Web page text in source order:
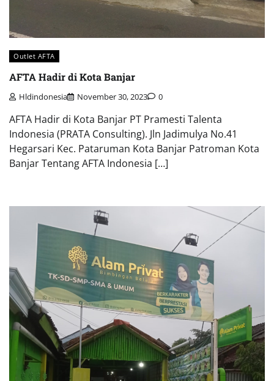
Outlet AFTA
AFTA Hadir di Kota Banjar
Hldindonesia November 30, 2023 0
AFTA Hadir di Kota Banjar PT Pramesti Talenta
Indonesia (PRATA Consulting). Jln Jadimulya No.41
Hegarsari Kec. Pataruman Kota Banjar Patroman Kota
Banjar Tentang AFTA Indonesia […]